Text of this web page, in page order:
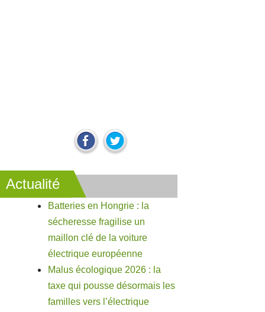
Actualité
Batteries en Hongrie : la
sécheresse fragilise un
maillon clé de la voiture
électrique européenne
Malus écologique 2026 : la
taxe qui pousse désormais les
familles vers l’électrique